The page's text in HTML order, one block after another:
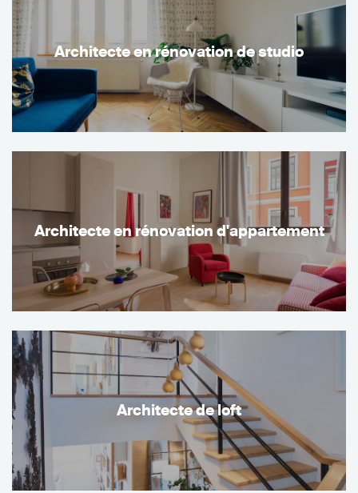
Architecte en rénovation de studio
Architecte en rénovation d'appartement
Architecte de loft